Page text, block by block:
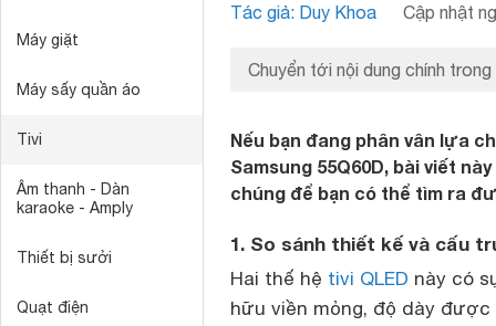
Máy giặt
Máy sấy quần áo
Tivi
Âm thanh - Dàn
karaoke - Amply
Thiết bị sưởi
Quạt điện
Tác giả: Duy Khoa Cập nhật
Chuyển tới nội dung chính trong
Nếu bạn đang phân vân lựa
Samsung 55Q60D, bài viết
chúng để bạn có thể tìm ra
1. So sánh thiết kế và cấu
Hai thế hệ tivi QLED này có
hữu viền mỏng, độ dày